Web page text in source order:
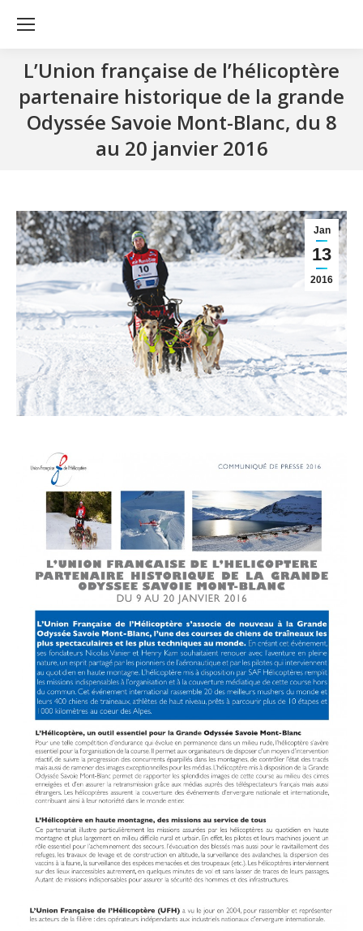
L’Union française de l’hélicoptère
partenaire historique de la grande
Odyssée Savoie Mont-Blanc, du 8
au 20 janvier 2016
Jan
13
2016